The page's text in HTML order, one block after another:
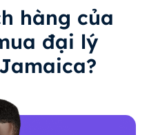
hàng của
đại lý